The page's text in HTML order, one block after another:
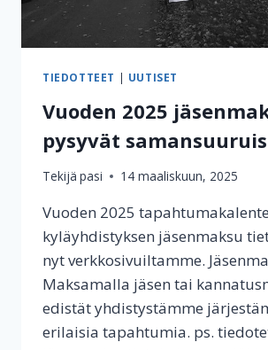
TIEDOTTEET | UUTISET
Vuoden 2025
pysyvät
Tekijä pasi 14 maaliskuun, 2025
Vuoden 2025
kyläyhdistyksen jäsenmaksu
nyt verkkosivuiltamme.
Maksamalla jäsen tai
edistät yhdistystämme
erilaisia tapahtumia. ps.